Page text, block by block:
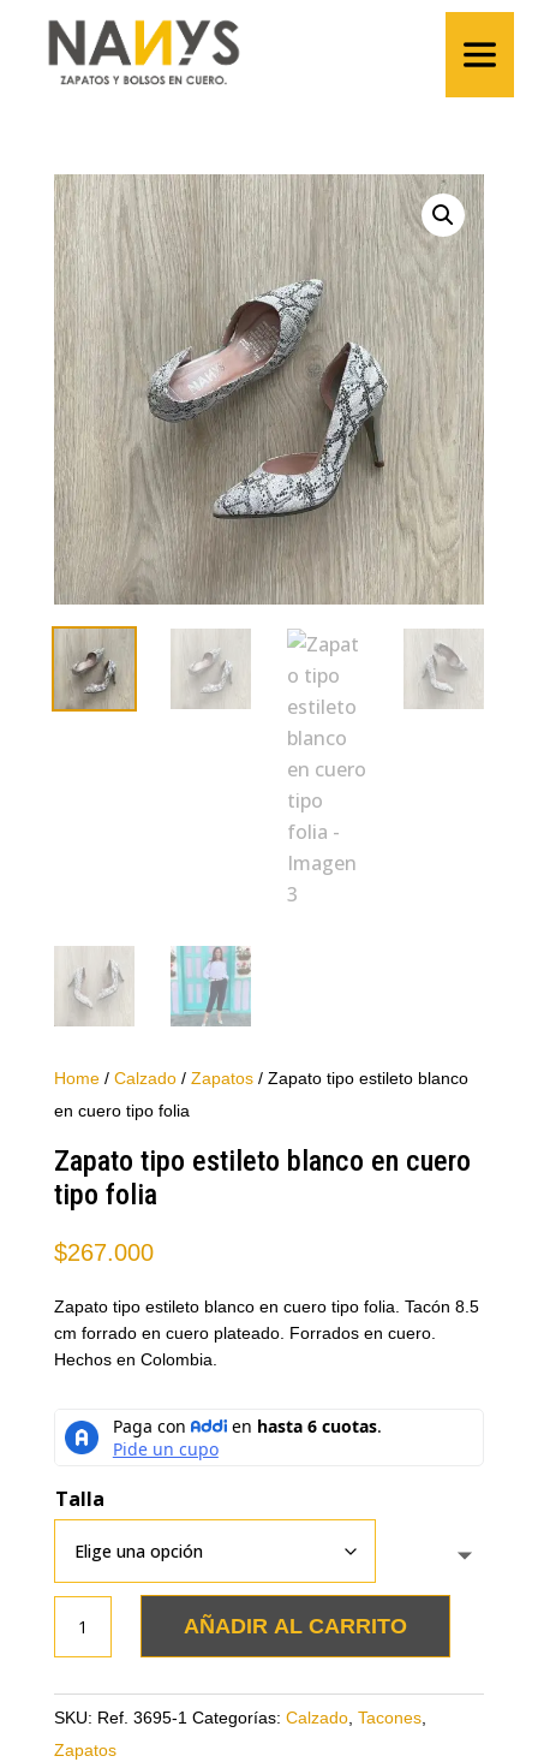
Home/ Calzado/ Zapatos/ Zapato tipo estileto blanco
en cuero tipo folia
Zapato tipo estileto blanco en cuero
tipo folia
$267.000
Zapato tipo estileto blanco en cuero tipo folia. Tacón 8.5
cm forrado en cuero plateado. Forrados en cuero.
Hechos en Colombia.
Talla
blanco
en
AÑADIR AL CARRITO
SKU: Ref. 3695-1 Categorías: Calzado, Tacones,
Zapatos